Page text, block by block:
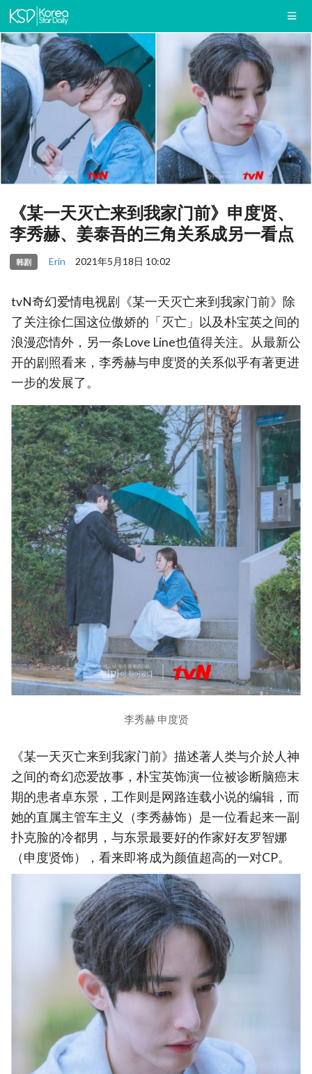
《某一天灭亡来到我家门前》申度贤、
李秀赫、姜泰吾的三角关系成另一看点
韩剧 Erin 2021年5月18日 10:02
tvN奇幻爱情电视剧《某一天灭亡来到我家门前》除
了关注徐仁国这位傲娇的「灭亡」以及朴宝英之间的
浪漫恋情外，另一条Love Line也值得关注。从最新公
开的剧照看来，李秀赫与申度贤的关系似乎有著更进
一步的发展了。
李秀赫 申度贤
《某一天灭亡来到我家门前》描述著人类与介於人神
之间的奇幻恋爱故事，朴宝英饰演一位被诊断脑癌末
期的患者卓东景，工作则是网路连载小说的编辑，而
她的直属主管车主义（李秀赫饰）是一位看起来一副
扑克脸的冷都男，与东景最要好的作家好友罗智娜
（申度贤饰），看来即将成为颜值超高的一对CP。